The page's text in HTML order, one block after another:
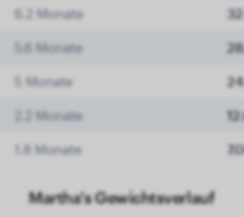
6.2 Monate
5.6 Monate
5 Monate
2.2 Monate
1.8 Monate
Martha's Gewichtsverlauf